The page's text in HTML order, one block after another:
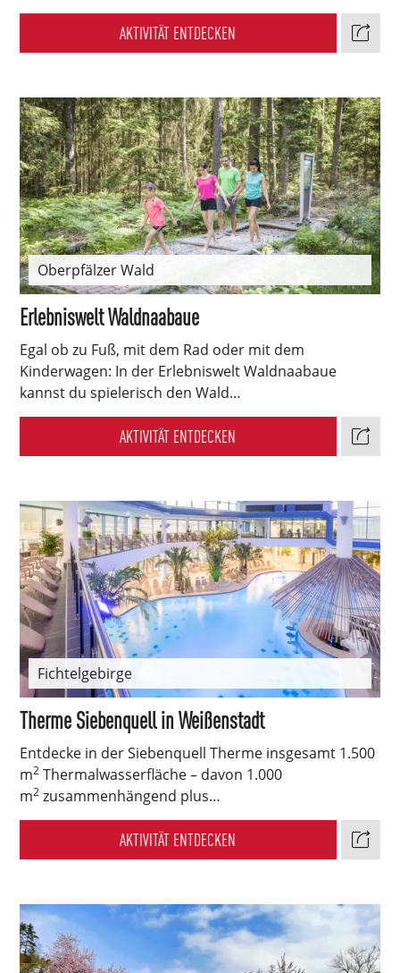
AKTIVITÄT ENTDECKEN
Oberpfälzer Wald
Erlebniswelt Waldnaabaue
Egal ob zu Fuß, mit dem Rad oder mit dem
Kinderwagen: In der Erlebniswelt Waldnaabaue
kannst du spielerisch den Wald…
AKTIVITÄT ENTDECKEN
Fichtelgebirge
Therme Siebenquell in Weißenstadt
Entdecke in der Siebenquell Therme insgesamt 1.500
m2 Thermalwasserfläche – davon 1.000
m2 zusammenhängend plus…
AKTIVITÄT ENTDECKEN